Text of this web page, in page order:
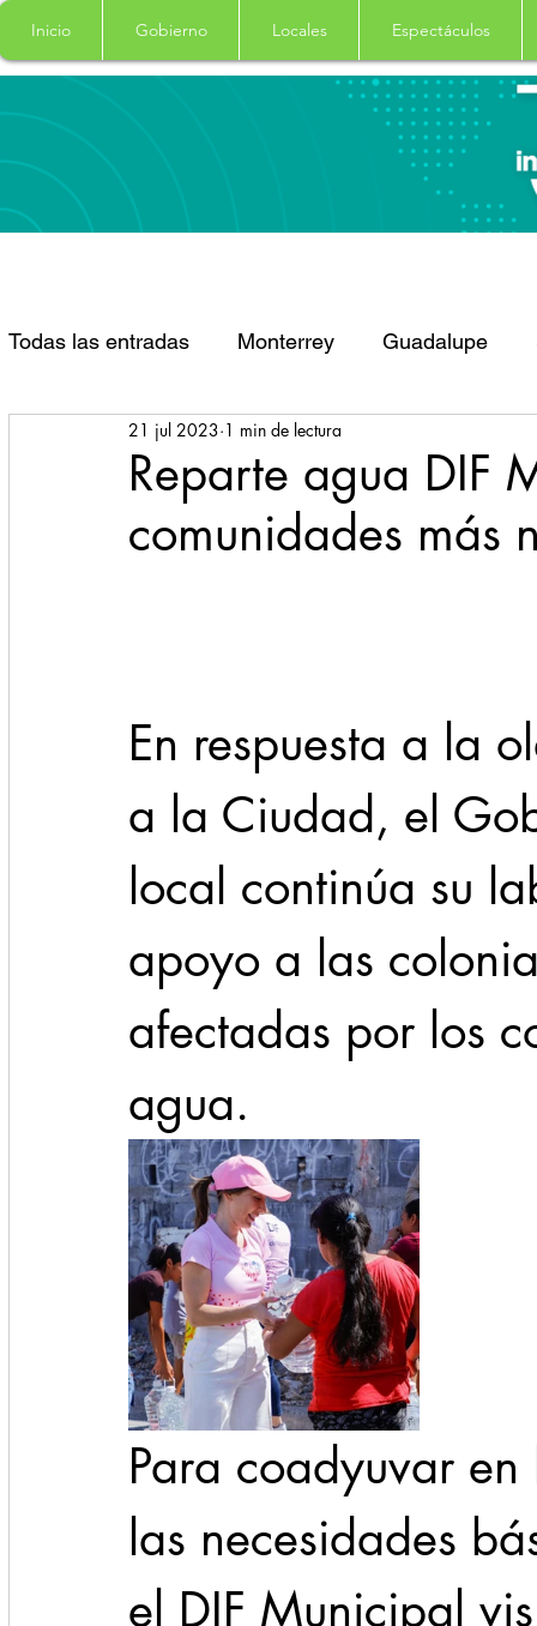
Inicio Gobierno Locales Espectáculos
Todas las entradas Monterrey Guadalupe
Santa Catarina San Pedro Garza Garcia
Espectaculos Clima Principal Salud
Seguridad 31abr
Reparte agua DIF
comunidades más
21 jul 2023 1 min de lectura
En respuesta a la
a la Ciudad, el
local continúa su
apoyo a las
afectadas por los
agua.
Para coadyuvar
las necesidades
el DIF Municipal